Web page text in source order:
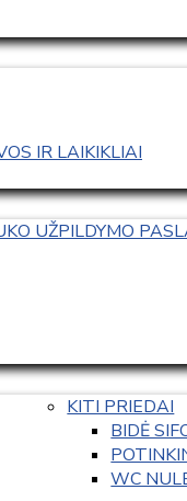
IR LAIKIKLIAI
UŽPILDYMO
KITI PRIEDAI
BIDĖ
WC